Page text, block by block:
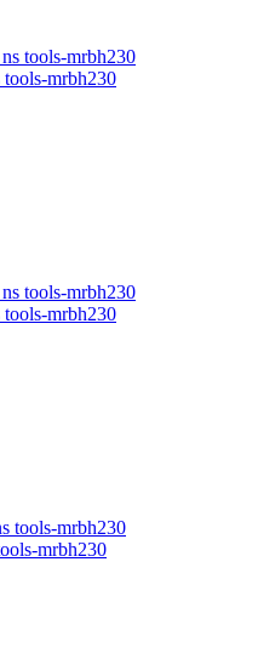
mrbh230
mrbh230
mrbh230